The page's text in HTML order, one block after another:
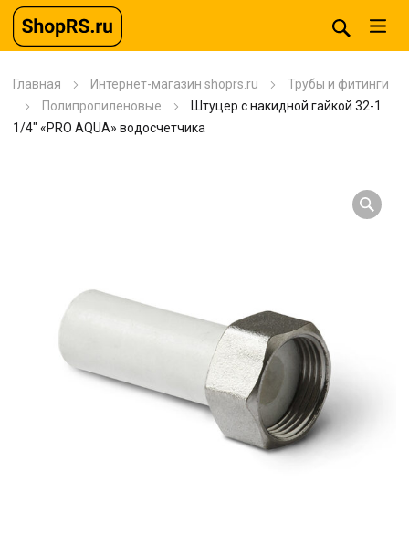
Главная Интернет-магазин shoprs.ru
Трубы и фитинги
Полипропиленовые
Штуцер с накидной гайкой 32-1
1/4″ «PRO AQUA» водосчетчика